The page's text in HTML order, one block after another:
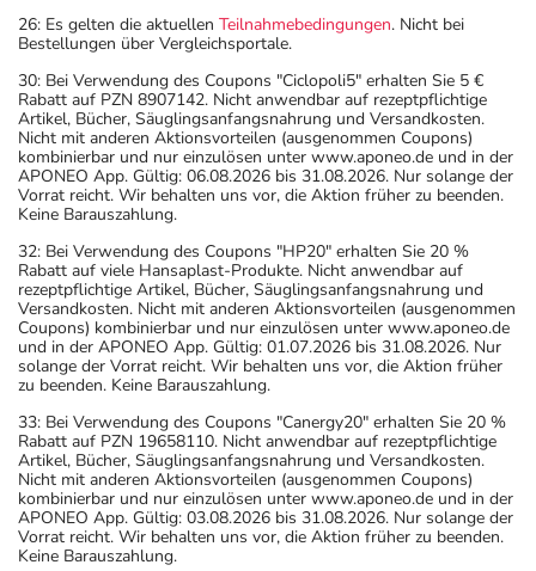
26: Es gelten die aktuellen Teilnahmebedingungen. Nicht bei
Bestellungen über Vergleichsportale.
30: Bei Verwendung des Coupons "Ciclopoli5" erhalten Sie 5 €
Rabatt auf PZN 8907142. Nicht anwendbar auf rezeptpflichtige
Artikel, Bücher, Säuglingsanfangsnahrung und Versandkosten.
Nicht mit anderen Aktionsvorteilen (ausgenommen Coupons)
kombinierbar und nur einzulösen unter www.aponeo.de und in der
APONEO App. Gültig: 06.08.2026 bis 31.08.2026. Nur solange der
Vorrat reicht. Wir behalten uns vor, die Aktion früher zu beenden.
Keine Barauszahlung.
32: Bei Verwendung des Coupons "HP20" erhalten Sie 20 %
Rabatt auf viele Hansaplast-Produkte. Nicht anwendbar auf
rezeptpflichtige Artikel, Bücher, Säuglingsanfangsnahrung und
Versandkosten. Nicht mit anderen Aktionsvorteilen (ausgenommen
Coupons) kombinierbar und nur einzulösen unter www.aponeo.de
und in der APONEO App. Gültig: 01.07.2026 bis 31.08.2026. Nur
solange der Vorrat reicht. Wir behalten uns vor, die Aktion früher
zu beenden. Keine Barauszahlung.
33: Bei Verwendung des Coupons "Canergy20" erhalten Sie 20 %
Rabatt auf PZN 19658110. Nicht anwendbar auf rezeptpflichtige
Artikel, Bücher, Säuglingsanfangsnahrung und Versandkosten.
Nicht mit anderen Aktionsvorteilen (ausgenommen Coupons)
kombinierbar und nur einzulösen unter www.aponeo.de und in der
APONEO App. Gültig: 03.08.2026 bis 31.08.2026. Nur solange der
Vorrat reicht. Wir behalten uns vor, die Aktion früher zu beenden.
Keine Barauszahlung.